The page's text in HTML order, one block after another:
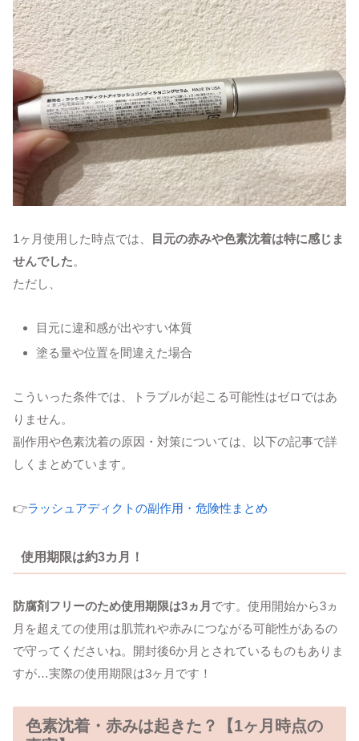
1ヶ月使用した時点では、
目元の赤みや色素沈着は特に感じま
せんでした。
ただし、
目元に違和感が出やすい体質
塗る量や位置を間違えた場合
こういった条件では、トラブルが起こる可能性はゼロではあ
りません。
副作用や色素沈着の原因・対策については、以下の記事で詳
しくまとめています。
👉ラッシュアディクトの副作用・危険性まとめ
使用期限は約3カ月！
防腐剤フリーのため使用期限は3ヵ月 です。使用開始から3ヵ
月を超えての使用は肌荒れや赤みにつながる可能性があるの
で守ってくださいね。開封後6か月とされているものもありま
すが…実際の使用期限は3ヶ月です！
色素沈着・赤みは起きた？【1ヶ月時点の